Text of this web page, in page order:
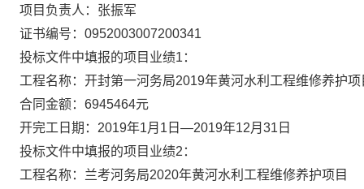
项目负责人：张振军
证书编号： 0952003007200341
投标文件中填报的项目业绩1：
工程名称：开封第一河务局2019年黄河水利工程维修养护项
合同金额： 6945464元
开完工日期： 2019年1月1日—2019年12月31日
投标文件中填报的项目业绩2：
工程名称：兰考河务局2020年黄河水利工程维修养护项目